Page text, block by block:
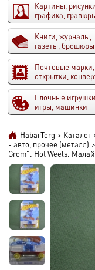
Картины,
графика,
Книги, журналы,
газеты, брошюры
Почтовые марки,
открытки,
Елочные игрушки,
игры, машинки
HabarTorg > Каталог
- авто, прочее (металл) >
Grom". Hot Weels.